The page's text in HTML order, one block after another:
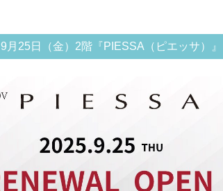
9月25日（金）2階『PIESSA（ピエッサ）